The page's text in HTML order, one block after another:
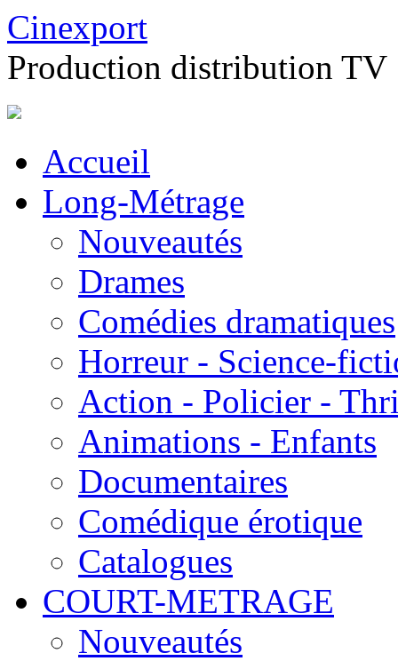
Cinexport
Production distribution TV
Accueil
Long-Métrage
Nouveautés
Drames
Comédies dramatiques
Horreur - Science-
Action - Policier -
Animations - Enfants
Documentaires
Comédique érotique
Catalogues
COURT-METRAGE
Nouveautés